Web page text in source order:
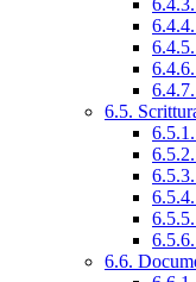
6.5.
6.6.